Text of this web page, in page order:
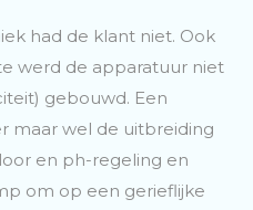
had de klant niet. Ook
werd de apparatuur niet
gebouwd. Een
maar wel de uitbreiding
en ph-regeling en
om op een gerieflijke